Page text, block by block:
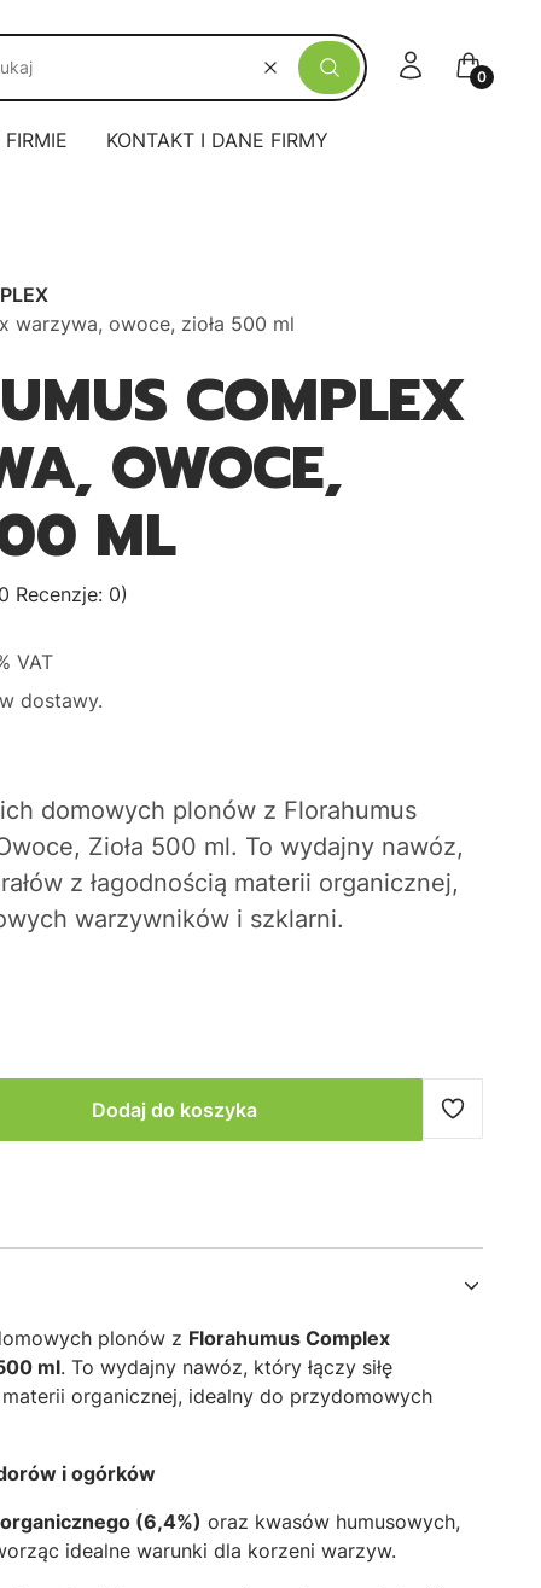
WyczyśćSzukaj
Zaloguj sięKoszyk
FIRMIE KONTAKT I DANE FIRMY
warzywa, owoce, zioła 500 ml
COMPLEX
OWOCE,
ML
Recenzje: 0)
VAT
dostawy.
domowych plonów z Florahumus
Zioła 500 ml. To wydajny nawóz,
z łagodnością materii organicznej,
warzywników i szklarni.
Dodaj do koszyka
plonów z Florahumus Complex
ml. To wydajny nawóz, który łączy siłę
materii organicznej, idealny do przydomowych
i ogórków
(6,4%) oraz kwasów humusowych,
idealne warunki dla korzeni warzyw.